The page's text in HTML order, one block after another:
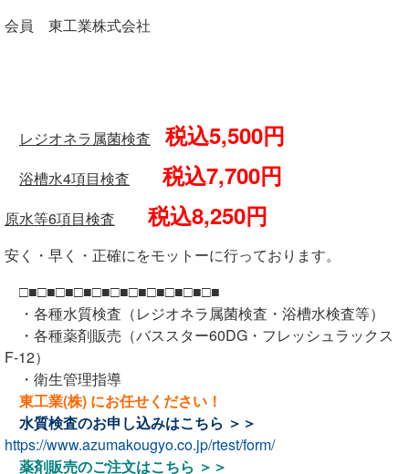
会員 東工業株式会社
レジオネラ属菌検査 税込5,500円
浴槽水4項目検査 税込7,700円
原水等6項目検査 税込8,250円
安く・早く・正確にをモットーに行っております。
□■□■□■□■□■□■□■□■□■□■□■
・各種水質検査（レジオネラ属菌検査・浴槽水検査等）
・各種薬剤販売（バススター60DG・フレッシュラックス
F-12）
・衛生管理指導
東工業(株) にお任せください！
水質検査のお申し込みはこちら ＞＞
https://www.azumakougyo.co.jp/rtest/form/
薬剤販売のご注文はこちら ＞＞